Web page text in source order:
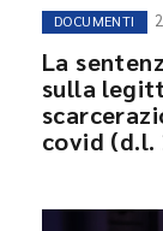
DOCUMENTI
La
sulla
covid (d.l.